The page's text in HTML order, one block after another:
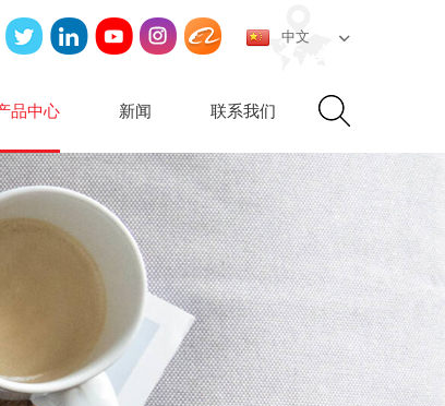
中文
品中心 新闻 联系我们